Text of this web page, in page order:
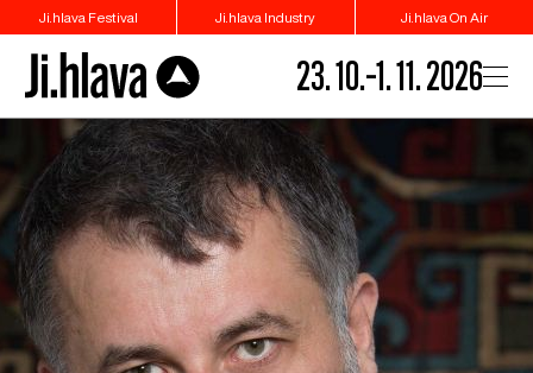
Ji.hlava Festival Ji.hlava Industry Ji.hlava On Air
23. 10.–1. 11. 2026